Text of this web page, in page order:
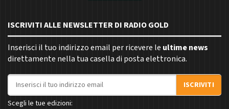
ISCRIVITI ALLE NEWSLETTER DI RADIO GOLD
Inserisci il tuo indirizzo email per ricevere le ultime news
direttamente nella tua casella di posta elettronica.
Indirizzo email
ISCRIVITI
Scegli le tue edizioni: